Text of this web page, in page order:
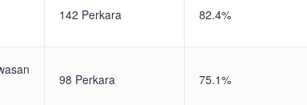
142 Perkara 82.4%
98 Perkara 75.1%